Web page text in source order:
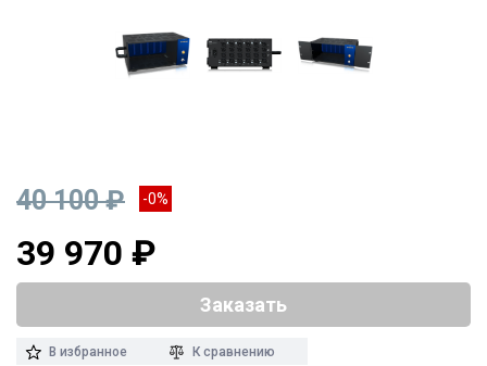
40 100 ₽ -0%
39 970 ₽
Заказать
В избранное К сравнению